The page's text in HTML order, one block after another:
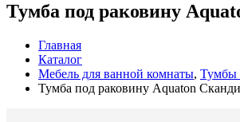
Тумба под раковину
Главная
Каталог
Мебель для ванной комнаты, Тумбы
Тумба под раковину Aquaton